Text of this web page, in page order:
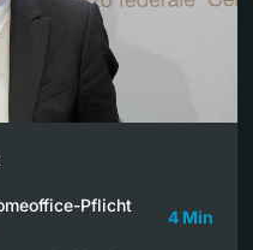
Pflicht
4 Min